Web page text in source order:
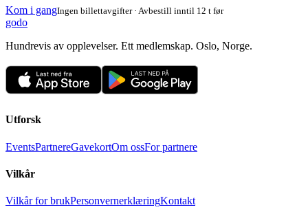
Kom i gangIngen billettavgifter · Avbestill inntil 12 t før
godo
Hundrevis av opplevelser. Ett medlemskap. Oslo, Norge.
Utforsk
EventsPartnereGavekortOm ossFor partnere
Vilkår
Vilkår for brukPersonvernerklæringKontakt